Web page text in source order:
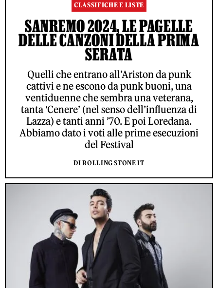
CLASSIFICHE E LISTE
SANREMO 2024, LE PAGELLE
DELLE CANZONI DELLA PRIMA
SERATA
Quelli che entrano all’Ariston da punk
cattivi e ne escono da punk buoni, una
ventiduenne che sembra una veterana,
tanta ‘Cenere’ (nel senso dell’influenza di
Lazza) e tanti anni ’70. E poi Loredana.
Abbiamo dato i voti alle prime esecuzioni
del Festival
DI ROLLING STONE IT